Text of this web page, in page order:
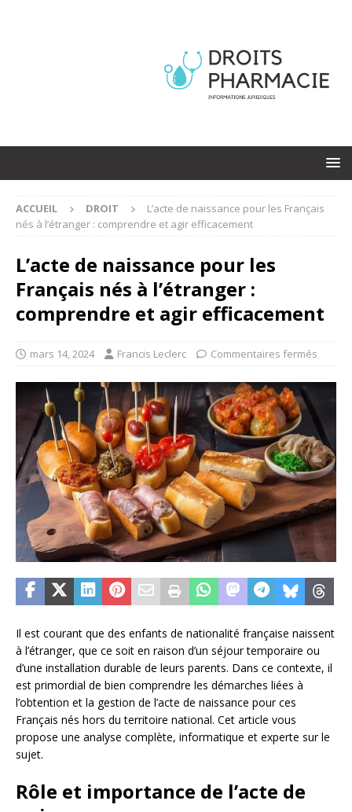
ACCUEIL DROIT
L’acte de naissance pour les Français
nés à l’étranger : comprendre et agir efficacement
L’acte de naissance pour les
Français nés à l’étranger :
comprendre et agir efficacement
mars 14, 2024 Francis Leclerc Commentaires fermés
Il est courant que des enfants de nationalité française naissent
à l’étranger, que ce soit en raison d’un séjour temporaire ou
d’une installation durable de leurs parents. Dans ce contexte, il
est primordial de bien comprendre les démarches liées à
l’obtention et la gestion de l’acte de naissance pour ces
Français nés hors du territoire national. Cet article vous
propose une analyse complète, informatique et experte sur le
sujet.
Rôle et importance de l’acte de